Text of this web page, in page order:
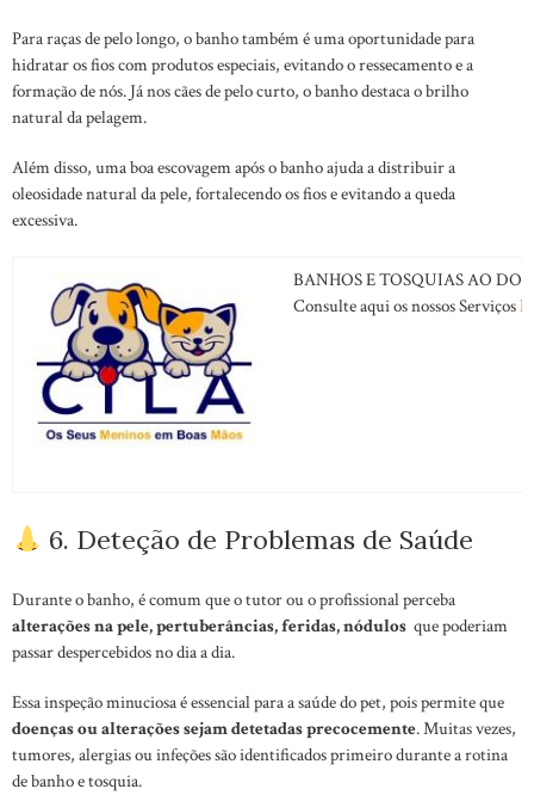
Para raças de pelo longo, o banho também é uma oportunidade para
hidratar os fios com produtos especiais, evitando o ressecamento e a
formação de nós. Já nos cães de pelo curto, o banho destaca o brilho
natural da pelagem.
Além disso, uma boa escovagem após o banho ajuda a distribuir a
oleosidade natural da pele, fortalecendo os fios e evitando a queda
excessiva.
BANHOS E TOSQUIAS AO
Consulte aqui os nossos Serviços
6. Deteção de Problemas de Saúde
Durante o banho, é comum que o tutor ou o profissional perceba
alterações na pele, pertuberâncias, feridas, nódulos que poderiam
passar despercebidos no dia a dia.
Essa inspeção minuciosa é essencial para a saúde do pet, pois permite que
doenças ou alterações sejam detetadas precocemente. Muitas vezes,
tumores, alergias ou infeções são identificados primeiro durante a rotina
de banho e tosquia.